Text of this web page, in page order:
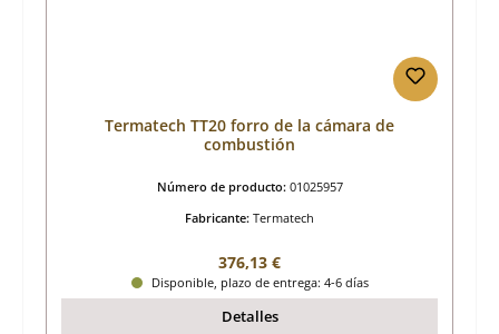
Termatech TT20 forro de la cámara de
combustión
Número de producto: 01025957
Fabricante: Termatech
Precio normal:
376,13 €
Disponible, plazo de entrega: 4-6 días
Detalles